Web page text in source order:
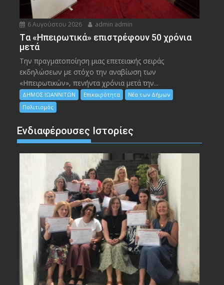
6 Αυγούστου 2026 admin admin
Tα «Ηπειρωτικά» επιστρέφουν 50 χρόνια
μετά
Την πραγματοποίηση μιας επετειακής σειράς
εκδηλώσεων με στόχο την αναβίωση των
«Ηπειρωτικών», πενήντα χρόνια μετά την...
ΔΗΜΟΣ ΙΩΑΝΝΙΤΩΝ Επικαιρότητα
Νέα των Δήμων
Πολιτισμός
Ενδιαφέρουσες Ιστορίες